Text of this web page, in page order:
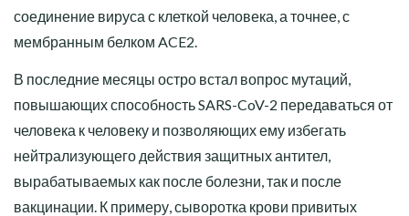
соединение вируса с клеткой человека, а точнее, с
мембранным белком ACE2.
В последние месяцы остро встал вопрос мутаций,
повышающих способность SARS-CoV-2 передаваться от
человека к человеку и позволяющих ему избегать
нейтрализующего действия защитных антител,
вырабатываемых как после болезни, так и после
вакцинации. К примеру, сыворотка крови привитых